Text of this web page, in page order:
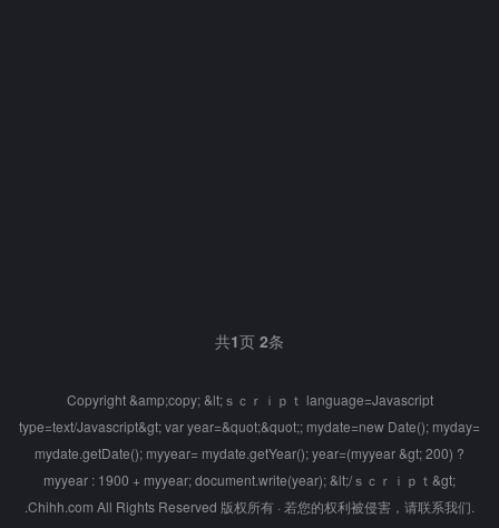
共1页 2条
Copyright &amp;copy; &lt;ｓｃｒｉｐｔ language=Javascript
type=text/Javascript&gt; var year=&quot;&quot;; mydate=new Date(); myday=
mydate.getDate(); myyear= mydate.getYear(); year=(myyear &gt; 200) ?
myyear : 1900 + myyear; document.write(year); &lt;/ｓｃｒｉｐｔ&gt;
.Chihh.com All Rights Reserved 版权所有 · 若您的权利被侵害，请联系我们.